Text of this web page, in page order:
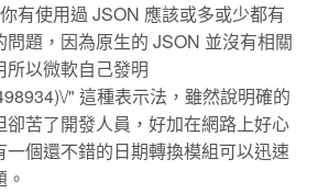
有使用過 JSON 應該或多或少都有
題，因為原生的 JSON 並沒有相關
所以微軟自己發明
" 這種表示法，雖然說明確的
卻苦了開發人員，好加在網路上好心
一個還不錯的日期轉換模組可以迅速